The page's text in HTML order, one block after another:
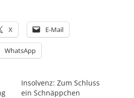
X E-Mail
WhatsApp
Insolvenz: Zum Schluss
ein Schnäppchen